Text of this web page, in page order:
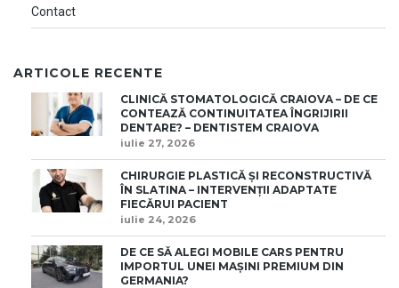
Contact
ARTICOLE RECENTE
CLINICĂ STOMATOLOGICĂ CRAIOVA – DE CE
CONTEAZĂ CONTINUITATEA ÎNGRIJIRII
DENTARE? – DENTISTEM CRAIOVA
iulie 27, 2026
CHIRURGIE PLASTICĂ ȘI RECONSTRUCTIVĂ
ÎN SLATINA – INTERVENȚII ADAPTATE
FIECĂRUI PACIENT
iulie 24, 2026
DE CE SĂ ALEGI MOBILE CARS PENTRU
IMPORTUL UNEI MAȘINI PREMIUM DIN
GERMANIA?